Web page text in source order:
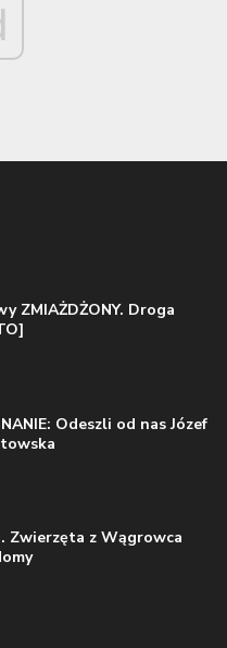
ZMIAŻDŻONY. Droga
Odeszli od nas Józef
Zwierzęta z Wągrowca